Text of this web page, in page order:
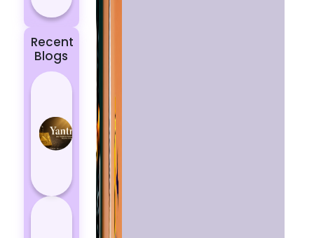
Recent
Blogs
Protection
Negative
Energy
Kavach